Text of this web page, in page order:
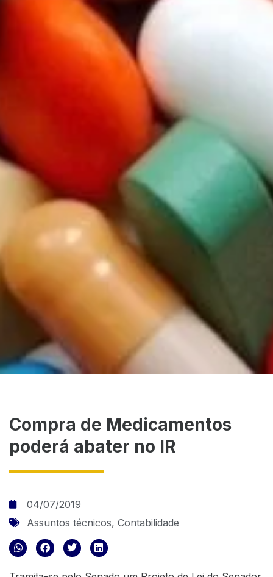
Compra de Medicamentos
poderá abater no IR
04/07/2019
Assuntos técnicos, Contabilidade